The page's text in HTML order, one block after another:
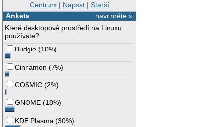
Centrum | Napsat| Starší
navrhněte »
Anketa
Které desktopové prostředí na Linuxu
používáte?
Budgie (10%)
Cinnamon (7%)
COSMIC (2%)
GNOME (18%)
KDE Plasma (30%)